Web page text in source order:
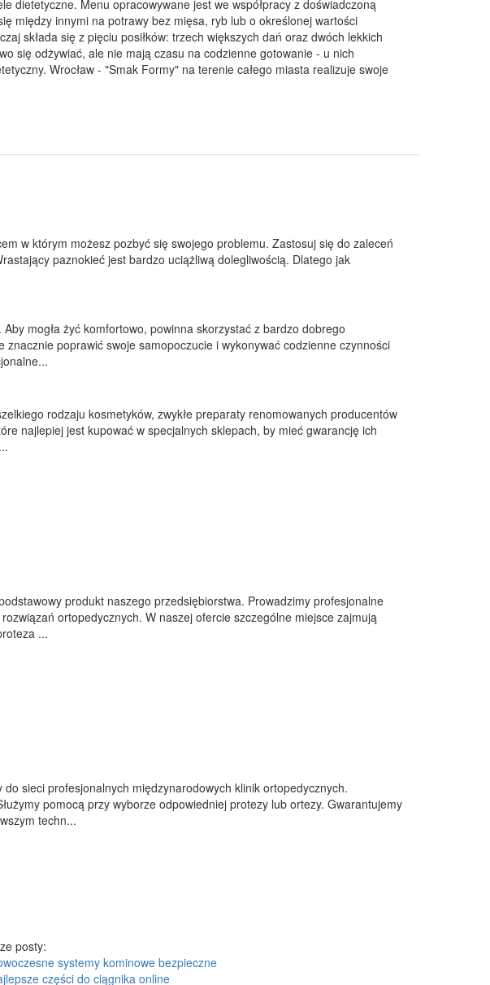
dietetyczne. Menu opracowywane jest we współpracy z doświadczoną
między innymi na potrawy bez mięsa, ryb lub o określonej wartości
składa się z pięciu posiłków: trzech większych dań oraz dwóch lekkich
się odżywiać, ale nie mają czasu na codzienne gotowanie - u nich
Wrocław - "Smak Formy" na terenie całego miasta realizuje swoje
w którym możesz pozbyć się swojego problemu. Zastosuj się do zaleceń
paznokieć jest bardzo uciążliwą dolegliwością. Dlatego jak
mogła żyć komfortowo, powinna skorzystać z bardzo dobrego
poprawić swoje samopoczucie i wykonywać codzienne czynności
rodzaju kosmetyków, zwykłe preparaty renomowanych producentów
najlepiej jest kupować w specjalnych sklepach, by mieć gwarancję ich
produkt naszego przedsiębiorstwa. Prowadzimy profesjonalne
ortopedycznych. W naszej ofercie szczególne miejsce zajmują
...
sieci profesjonalnych międzynarodowych klinik ortopedycznych.
pomocą przy wyborze odpowiedniej protezy lub ortezy. Gwarantujemy
techn...
posty:
systemy kominowe bezpieczne
części do ciągnika online